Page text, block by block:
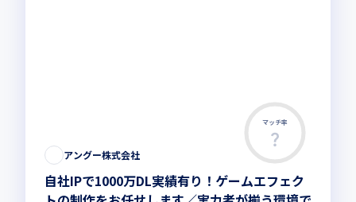
マッチ率
アングー株式会社
自社IPで1000万DL実績有り！ゲームエフェク